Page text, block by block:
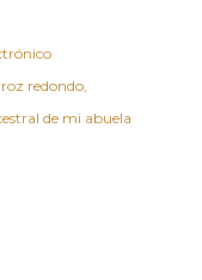
redondo
de mi abuela